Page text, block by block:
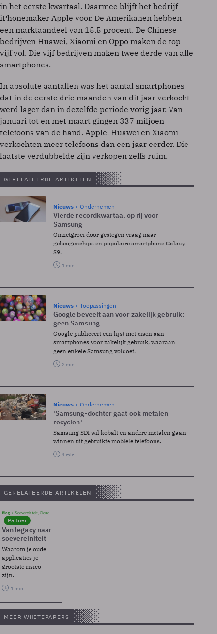
in het eerste kwartaal. Daarmee blijft het bedrijf
iPhonemaker Apple voor. De Amerikanen hebben
een marktaandeel van 15,5 procent. De Chinese
bedrijven Huawei, Xiaomi en Oppo maken de top
vijf vol. Die vijf bedrijven maken twee derde van alle
smartphones.
In absolute aantallen was het aantal smartphones
dat in de eerste drie maanden van dit jaar verkocht
werd lager dan in dezelfde periode vorig jaar. Van
januari tot en met maart gingen 337 miljoen
telefoons van de hand. Apple, Huawei en Xiaomi
verkochten meer telefoons dan een jaar eerder. Die
laatste verdubbelde zijn verkopen zelfs ruim.
GERELATEERDE ARTIKELEN
Nieuws Ondernemen
Vierde recordkwartaal op rij voor
Samsung
Omzetgroei door gestegen vraag naar
geheugenchips en populaire smartphone Galaxy
S9.
1 min
Nieuws Toepassingen
Google beveelt aan voor zakelijk gebruik:
geen Samsung
Google publiceert een lijst met eisen aan
smartphones voor zakelijk gebruik, waaraan
geen enkele Samsung voldoet.
2 min
Nieuws Ondernemen
'Samsung-dochter gaat ook metalen
recyclen'
Samsung SDI wil kobalt en andere metalen gaan
winnen uit gebruikte mobiele telefoons.
1 min
GERELATEERDE ARTIKELEN
Blog Soevereinteit, Cloud
Partner
Van legacy naar
soevereiniteit
Waarom je oude
applicaties je
grootste risico
zijn.
1 min
MEER WHITEPAPERS